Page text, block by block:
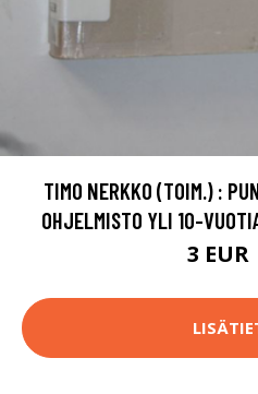
TIMO NERKKO (TOIM.) :
OHJELMISTO YLI 10-
3 EUR